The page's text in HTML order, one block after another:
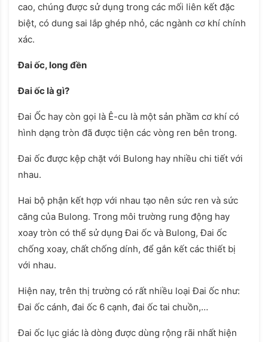
cao, chúng được sử dụng trong các mối liên kết đặc
biệt, có dung sai lắp ghép nhỏ, các ngành cơ khí chính
xác.
Đai ốc, long đền
Đai ốc là gì?
Đai Ốc hay còn gọi là Ê-cu là một sản phầm cơ khí có
hình dạng tròn đã được tiện các vòng ren bên trong.
Đai ốc được kệp chặt với Bulong hay nhiều chi tiết với
nhau.
Hai bộ phận kết hợp với nhau tạo nên sức ren và sức
căng của Bulong. Trong môi trường rung động hay
xoay tròn có thể sử dụng Đai ốc và Bulong, Đai ốc
chống xoay, chất chống dính, để gắn kết các thiết bị
với nhau.
Hiện nay, trên thị trường có rất nhiều loại Đai ốc như:
Đai ốc cánh, đai ốc 6 cạnh, đai ốc tai chuồn,…
Đai ốc lục giác là dòng được dùng rộng rãi nhất hiện